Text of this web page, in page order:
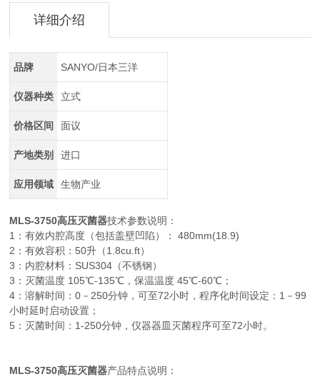
详细介绍
品牌 SANYO/日本三洋
仪器种类 立式
价格区间 面议
产地类别 进口
应用领域 生物产业
MLS-3750高压灭菌器技术参数说明：
1：有效内腔高度（包括盖壁凹陷）： 480mm(18.9)
2：有效容积：50升（1.8cu.ft）
3：内腔材料：SUS304（不锈钢）
3：灭菌温度 105℃-135℃，保温温度 45℃-60℃；
4：溶解时间：0－250分钟，可至72小时，程序化时间设定：1－99
小时延时启动设置；
5：灭菌时间：1-250分钟，仪器器皿灭菌程序可至72小时。
MLS-3750高压灭菌器产品特点说明：